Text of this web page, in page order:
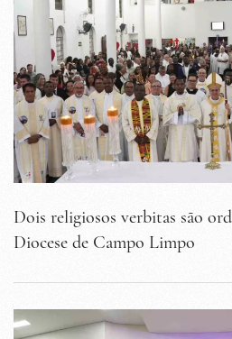
Dois religiosos verbitas são
Diocese de Campo Limpo